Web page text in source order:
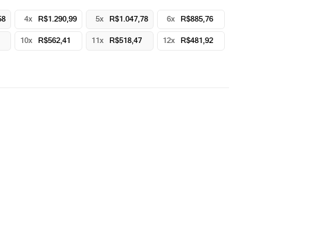
4x R$1.290,99 5x R$1.047,78 6x R$885,76
10x R$562,41 11x R$518,47 12x R$481,92